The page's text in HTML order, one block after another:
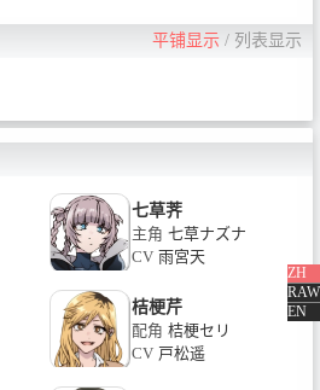
ZH
RAW
EN
究竟会是……？
平铺显示 / 列表显示
七草荠
主角 七草ナズナ
CV 雨宮天
桔梗芹
配角 桔梗セリ
CV 戸松遥